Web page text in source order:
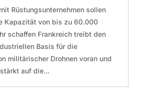
Rüstungsunternehmen sollen
Kapazität von bis zu 60.000
schaffen Frankreich treibt den
Basis für die
militärischer Drohnen voran und
auf die...